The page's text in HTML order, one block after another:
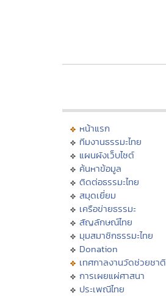
หน้าแรก
ทีมงานธรรมะไทย
แผนผังเว็บไซต์
ค้นหาข้อมูล
ติดต่อธรรมะไทย
สมุดเยี่ยม
เครือข่ายธรรมะ
สัญลักษณ์ไทย
มุมสมาชิกธรรมะไทย
Donation
เทศกาลงานวัดช่วยชาติ
การเผยแผ่ศาสนา
ประเพณีไทย